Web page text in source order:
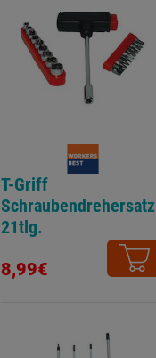
T-Griff
Schraubendrehersatz
21tlg.
8,99€